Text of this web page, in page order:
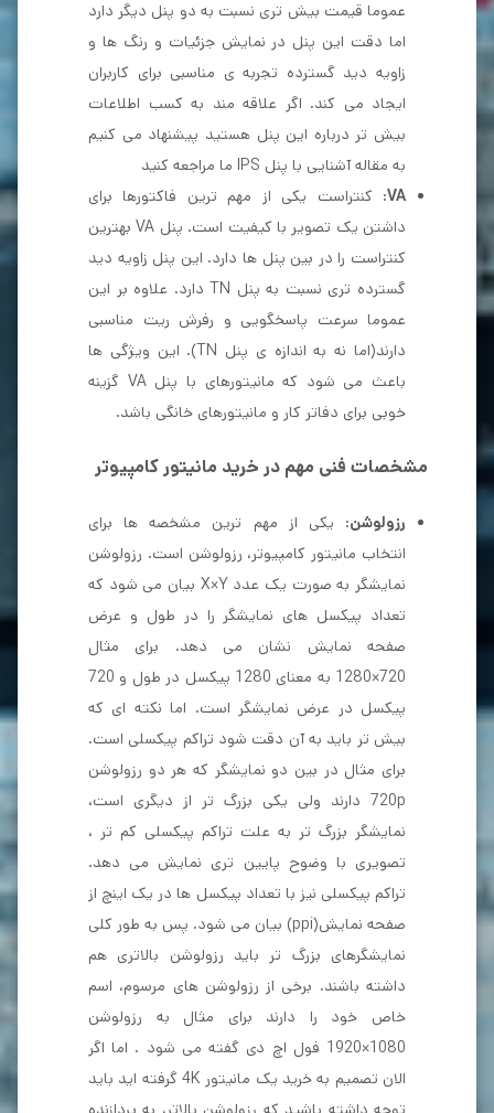
عموما قیمت بیش تری نسبت به دو پنل دیگر دارد
اما دقت این پنل در نمایش جزئیات و رنگ ها و
زاویه دید گسترده تجربه ی مناسبی برای کاربران
ایجاد می کند. اگر علاقه مند به کسب اطلاعات
بیش تر درباره این پنل هستید پیشنهاد می کنیم
به مقالهآشنایی با پنل IPS
ما مراجعه کنید
VA: کنتراست یکی از مهم ترین فاکتورها برای
داشتن یک تصویر با کیفیت است. پنل VA بهترین
کنتراست را در بین پنل ها دارد. این پنل زاویه دید
گسترده تری نسبت به پنل TN دارد. علاوه بر این
عموما سرعت پاسخگویی و رفرش ریت مناسبی
دارند(اما نه به اندازه ی پنل TN). این ویژگی ها
باعث می شود که مانیتورهای با پنل VA گزینه
خوبی برای دفاتر کار و مانیتورهای خانگی باشد.
مشخصات فنی مهم در خرید مانیتور کامپیوتر
رزولوشن: یکی از مهم ترین مشخصه ها برای
انتخاب مانیتور کامپیوتر، رزولوشن است. رزولوشن
نمایشگر به صورت یک عدد X×Y بیان می شود که
تعداد پیکسل های نمایشگر را در طول و عرض
صفحه نمایش نشان می دهد. برای مثال
720×1280 به معنای 1280 پیکسل در طول و 720
پیکسل در عرض نمایشگر است. اما نکته ای که
بیش تر باید به آن دقت شود تراکم پیکسلی است.
برای مثال در بین دو نمایشگر که هر دو رزولوشن
720p دارند ولی یکی بزرگ تر از دیگری است،
نمایشگر بزرگ تر به علت تراکم پیکسلی کم تر ،
تصویری با وضوح پایین تری نمایش می دهد.
تراکم پیکسلی نیز با تعداد پیکسل ها در یک اینچ از
صفحه نمایش(ppi) بیان می شود. پس به طور کلی
نمایشگرهای بزرگ تر باید رزولوشن بالاتری هم
داشته باشند. برخی از رزولوشن های مرسوم، اسم
خاص خود را دارند برای مثال به رزولوشن
1080×1920 فول اچ دی گفته می شود . اما اگر
الان تصمیم به خرید یک مانیتور 4K گرفته اید باید